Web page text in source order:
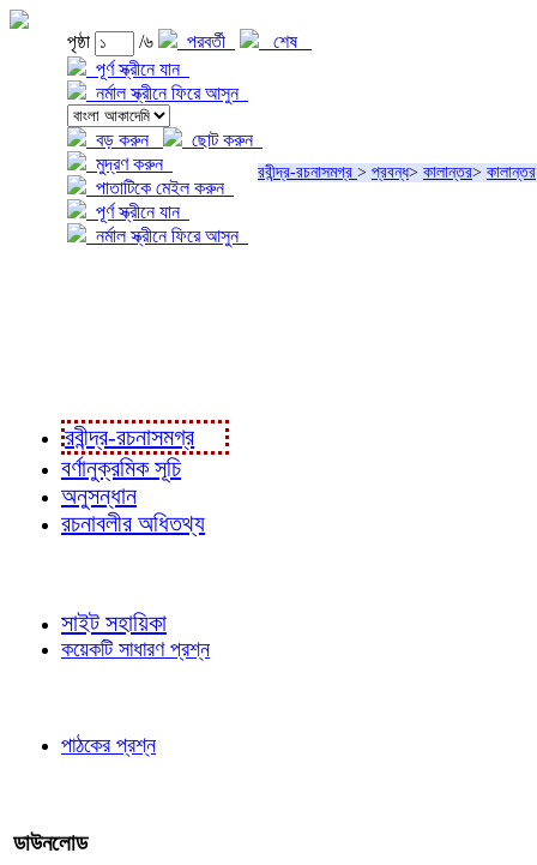
পৃষ্ঠা /৬ পরবর্তী
শেষ
পূর্ণ স্ক্রীনে যান
নর্মাল স্ক্রীনে ফিরে আসুন
বড় করুন
ছোট করুন
মুদ্রণ করুন
পাতাটিকে মেইল করুন
পূর্ণ স্ক্রীনে যান
নর্মাল স্ক্রীনে ফিরে আসুন
রবীন্দ্র-রচনাসমগ্র > প্রবন্ধ> কালান্তর> কালান্তর
রবীন্দ্র-রচনাসমগ্র
বর্ণানুক্রমিক সূচি
অনুসন্ধান
রচনাবলীর অধিতথ্য
সাইট সহায়িকা
কয়েকটি সাধারণ প্রশ্ন
পাঠকের প্রশ্ন
ডাউনলোড